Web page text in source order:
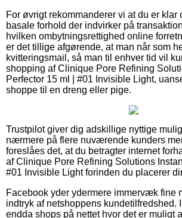
For øvrigt rekommanderer vi at du er klar
basale forhold der indvirker på
hvilken ombytningsrettighed online
er det tillige afgørende, at man når som
kvitteringsmail, så man til enhver tid vil
shopping af Clinique Pore Refining
Perfector 15 ml | #01 Invisible Light,
shoppe til en dreng eller pige.
Trustpilot giver dig adskillige nyttige
nærmere på flere nuværende kunders
foreslåes det, at du betragter internet
af Clinique Pore Refining Solutions
#01 Invisible Light forinden du placerer
Facebook yder ydermere immervæk fine
indtryk af netshoppens kundetilfredshed.
endda shops på nettet hvor det er muligt